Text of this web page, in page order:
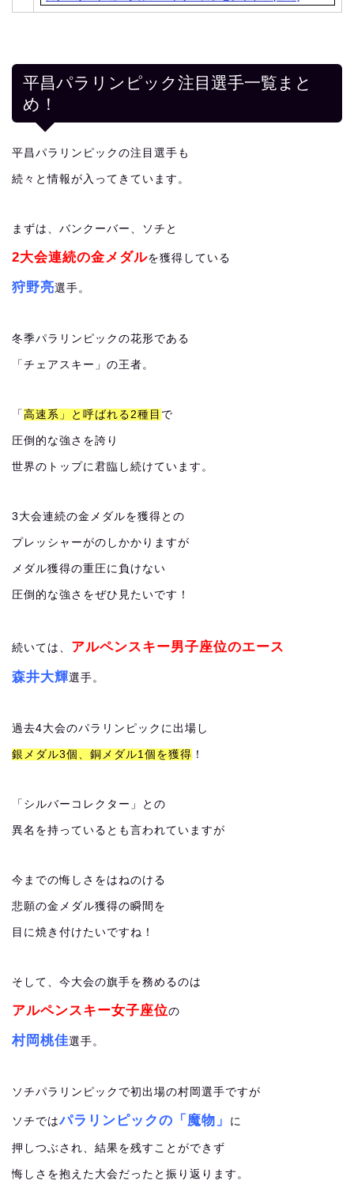
平昌パラリンピック注目選手一覧まと
め！
平昌パラリンピックの注目選手も
続々と情報が入ってきています。
まずは、バンクーバー、ソチと
2大会連続の金メダルを獲得している
狩野亮選手。
冬季パラリンピックの花形である
「チェアスキー」の王者。
「 高速系」と呼ばれる2種目 で
圧倒的な強さを誇り
世界のトップに君臨し続けています。
3大会連続の金メダルを獲得との
プレッシャーがのしかかりますが
メダル獲得の重圧に負けない
圧倒的な強さをぜひ見たいです！
続いては、 アルペンスキー男子座位のエース
森井大輝選手。
過去4大会のパラリンピックに出場し
銀メダル3個、銅メダル1個を獲得 ！
「シルバーコレクター」との
異名を持っているとも言われていますが
今までの悔しさをはねのける
悲願の金メダル獲得の瞬間を
目に焼き付けたいですね！
そして、今大会の旗手を務めるのは
アルペンスキー女子座位の
村岡桃佳選手。
ソチパラリンピックで初出場の村岡選手ですが
ソチではパラリンピックの「魔物」 に
押しつぶされ、結果を残すことができず
悔しさを抱えた大会だったと振り返ります。